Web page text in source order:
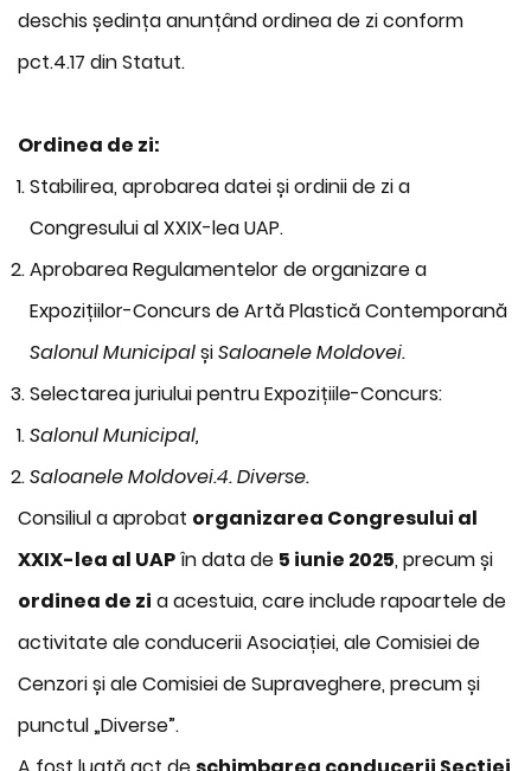
deschis ședința anunțând ordinea de zi conform
pct.4.17 din Statut.
Ordinea de zi:
Stabilirea, aprobarea datei și ordinii de zi a
Congresului al XXIX-lea UAP.
Aprobarea Regulamentelor de organizare a
Expozițiilor-Concurs de Artă Plastică Contemporană
Salonul MunicipalșiSaloanele Moldovei.
Selectarea juriului pentru Expozițiile-Concurs:
Salonul Municipal,
Saloanele Moldovei.4. Diverse.
Consiliul a aprobat organizarea Congresului al
XXIX-lea al UAPîn data de 5 iunie 2025, precum și
ordinea de zi a acestuia, care include rapoartele de
activitate ale conducerii Asociației, ale Comisiei de
Cenzori și ale Comisiei de Supraveghere, precum și
punctul „Diverse”.